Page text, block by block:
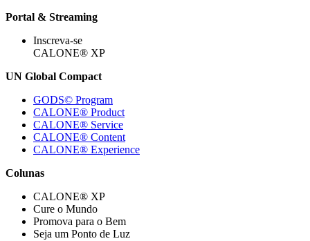
Portal & Streaming
Inscreva-se
CALONE® XP
UN Global Compact
GODS© Program
CALONE® Product
CALONE® Service
CALONE® Content
CALONE® Experience
Colunas
CALONE® XP
Cure o Mundo
Promova para o Bem
Seja um Ponto de Luz